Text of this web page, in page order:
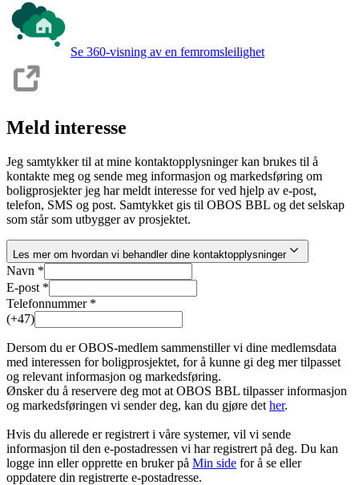
Se 360-visning av en femromsleilighet
Meld interesse
Jeg samtykker til at mine kontaktopplysninger kan brukes til å
kontakte meg og sende meg informasjon og markedsføring om
boligprosjekter jeg har meldt interesse for ved hjelp av e-post,
telefon, SMS og post. Samtykket gis til OBOS BBL og det selskap
som står som utbygger av prosjektet.
Les mer om hvordan vi behandler dine kontaktopplysninger
Navn *
E-post *
Telefonnummer *
(+47)
Dersom du er OBOS-medlem sammenstiller vi dine medlemsdata
med interessen for boligprosjektet, for å kunne gi deg mer tilpasset
og relevant informasjon og markedsføring.
Ønsker du å reservere deg mot at OBOS BBL tilpasser informasjon
og markedsføringen vi sender deg, kan du gjøre det her.
Hvis du allerede er registrert i våre systemer, vil vi sende
informasjon til den e-postadressen vi har registrert på deg. Du kan
logge inn eller opprette en bruker på Min side for å se eller
oppdatere din registrerte e-postadresse.